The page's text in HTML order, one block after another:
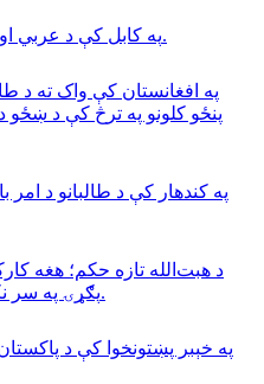
په كابل كې د عربي او قيمتي عطرو بازار ګرم دى.
په افغانستان کې واک ته د
په کندهار کې د طالبانو د امر
د هبت‌الله تازه حکم؛ هغه
پګړۍ په سر نکړي، له دندې به ګوښه شي.
په خېبر پښتونخوا کې د